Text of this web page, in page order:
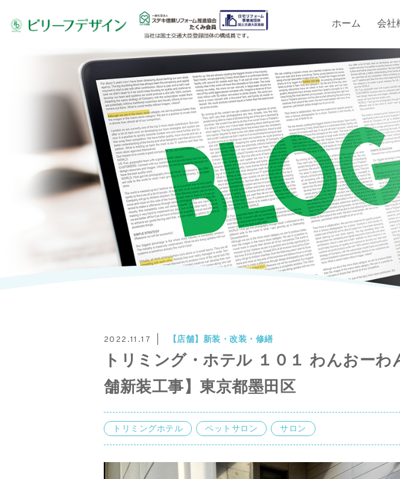
ホーム 会社
2022.11.17 【店舗】新装・改装・修繕
トリミング・ホテル １０１ わんおー
舗新装工事】東京都墨田区
トリミングホテル ペットサロン サロン